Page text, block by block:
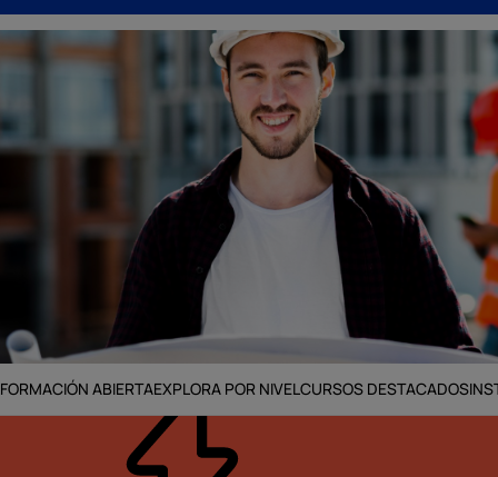
FORMACIÓN ABIERTAEXPLORA POR NIVELCURSOS DESTACADOS
FP Edificación y obra civil